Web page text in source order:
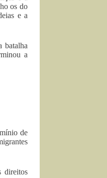
os do
e a
batalha
a
de
direitos